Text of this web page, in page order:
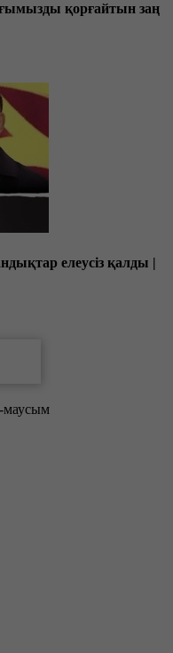
қорғайтын заң
елеусіз қалды |
маусым